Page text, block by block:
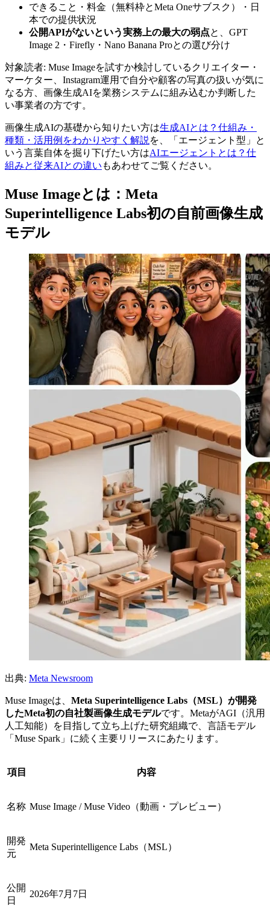
できること・料金（無料枠とMeta Oneサブスク）・日
本での提供状況
公開APIがないという実務上の最大の弱点と、GPT
Image 2・Firefly・Nano Banana Proとの選び分け
対象読者: Muse Imageを試すか検討しているクリエイター・
マーケター、Instagram運用で自分や顧客の写真の扱いが気に
なる方、画像生成AIを業務システムに組み込むか判断した
い事業者の方です。
画像生成AIの基礎から知りたい方は生成AIとは？仕組み・
種類・活用例をわかりやすく解説 を、「エージェント型」と
いう言葉自体を掘り下げたい方はAIエージェントとは？仕
組みと従来AIとの違い もあわせてご覧ください。
Muse Imageとは：Meta
Superintelligence Labs初の自前画像生成
モデル
出典: Meta Newsroom
Muse Imageは、 Meta Superintelligence Labs（MSL）が開発
したMeta初の自社製画像生成モデルです。MetaがAGI（汎用
人工知能）を目指して立ち上げた研究組織で、言語モデル
「Muse Spark」に続く主要リリースにあたります。
項目 内容
名称 Muse Image / Muse Video（動画・プレビュー）
開発
元
Meta Superintelligence Labs（MSL）
公開
日
2026年7月7日